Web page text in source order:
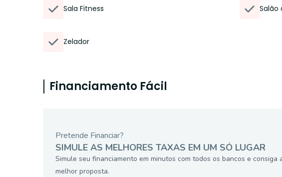
Sala Fitness Salão
Zelador
Financiamento Fácil
Pretende Financiar?
SIMULE AS MELHORES TAXAS EM UM SÓ LUGAR
Simule seu financiamento em minutos com todos os bancos e consiga
melhor proposta.